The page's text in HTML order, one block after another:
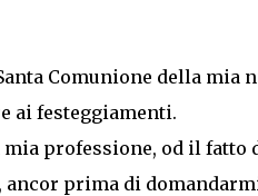
Comunione della mia
ai festeggiamenti.
mia professione, od il
prima di